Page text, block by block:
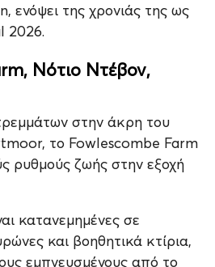
ενόψει της χρονιάς της ως
2026.
Νότιο Ντέβον,
στην άκρη του
το Fowlescombe Farm
ρυθμούς ζωής στην εξοχή
κατανεμημένες σε
και βοηθητικά κτίρια,
εμπνευσμένους από το